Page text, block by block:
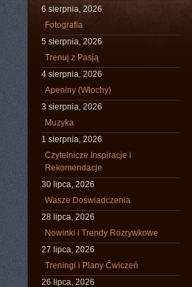
6 sierpnia, 2026
Fotografia
5 sierpnia, 2026
Trenuj z Pasją
4 sierpnia, 2026
Apeniny (Włochy)
3 sierpnia, 2026
Muzyka
1 sierpnia, 2026
Czytelnicze Inspiracje i
Rekomendacje
30 lipca, 2026
Wasze Doświadczenia
28 lipca, 2026
Nowinki i Trendy Rozrywkowe
27 lipca, 2026
Treningi i Plany Ćwiczeń
26 lipca, 2026